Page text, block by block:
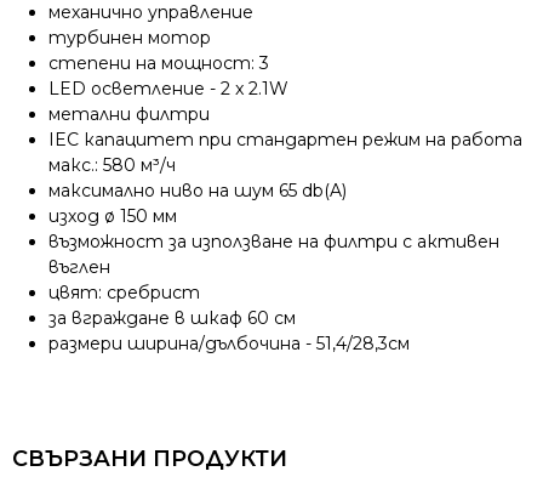
механично управление
турбинен мотор
степени на мощност: 3
LED осветление - 2 x 2.1W
метални филтри
IEC капацитет при стандартен режим на работа
макс.: 580 м³/ч
максимално ниво на шум 65 db(A)
изход ø 150 мм
възможност за използване на филтри с активен
въглен
цвят: сребрист
за вграждане в шкаф 60 см
размери ширина/дълбочина - 51,4/28,3см
СВЪРЗАНИ ПРОДУКТИ